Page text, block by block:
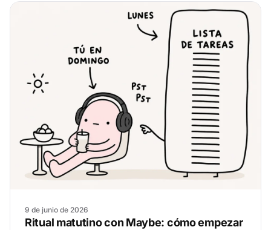
9 de junio de 2026
Ritual matutino con Maybe: cómo empezar